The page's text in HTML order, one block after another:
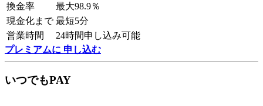
換金率
最大98.9％
現金化まで 最短5分
営業時間
24時間申し込み可能
プレミアムに 申し込む
いつでもPAY